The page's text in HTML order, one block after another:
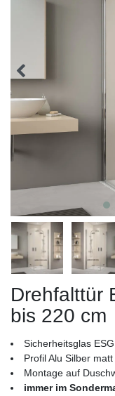
Drehfalttür
bis 220 cm
Sicherheitsglas
Profil Alu Silber matt
Montage auf
immer im